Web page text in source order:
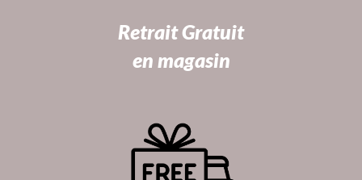
Retrait Gratuit
en magasin